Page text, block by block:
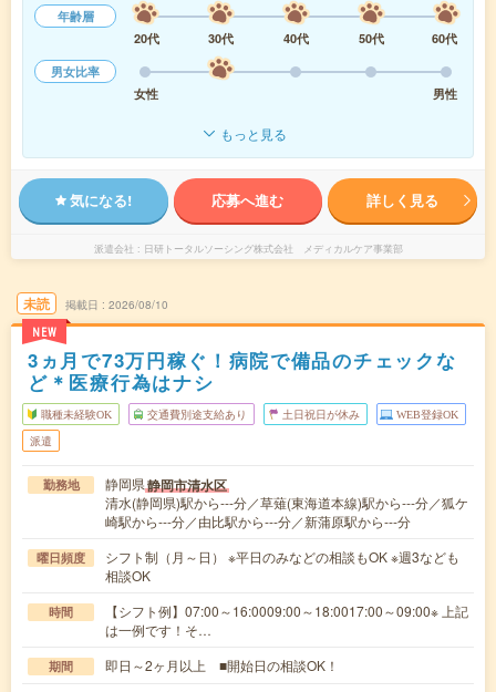
年齢層
20代
30代 40代 50代
60代
男女比率
女性
男性
もっと見る
気になる! 応募へ進む 詳しく見る
派遣会社 日研トータルソーシング株式会社 メディカルケア事業部
未読
NEW
掲載日 2026/08/10
3ヵ月で73万円稼ぐ！病院で備品のチェックな
ど＊医療行為はナシ
職種未経験OK 交通費別途支給あり 土日祝日が休み WEB登録OK
派遣
勤務地 静岡県静岡市清水区
清水(静岡県)駅から---分／草薙(東海道本線)駅から---分／狐ケ
崎駅から---分／由比駅から---分／新蒲原駅から---分
曜日頻度
シフト制（月～日） ※平日のみなどの相談もOK ※週3なども
相談OK
時間
【シフト例】07:00～16:0009:00～18:0017:00～09:00※ 上記
は一例です！そ…
期間
即日～2ヶ月以上 ■開始日の相談OK！